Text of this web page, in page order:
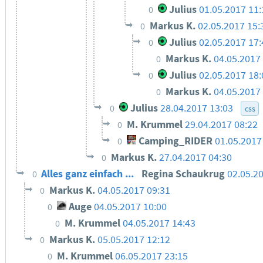
0 Julius01.05.2017
0 Markus K.02.05.2017
0 Julius02.05.2017
0 Markus K.
0 Julius02.05.2017
0 Markus K.
0 Julius28.04.2017 13:03 css
0 M. Krummel29.04.2017 08:22
0 Camping_RIDER
0 Markus K.27.04.2017 04:30
0 Alles ganz einfach ... Regina Schaukrug
0 Markus K.04.05.2017 09:31
0 Auge04.05.2017 10:00
0 M. Krummel04.05.2017 14:43
0 Markus K.05.05.2017 12:12
0 M. Krummel06.05.2017 23:15